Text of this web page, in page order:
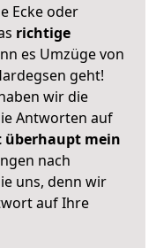
Ecke oder
richtige
es Umzüge von
geht!
wir die
Antworten auf
überhaupt mein
nach
uns, denn wir
auf Ihre